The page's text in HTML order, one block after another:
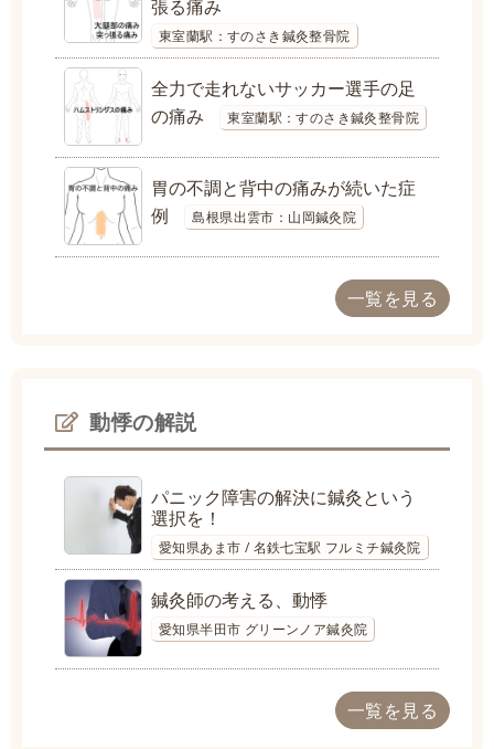
張る痛み
東室蘭駅：すのさき鍼灸整骨院
全力で走れないサッカー選手の足
の痛み
東室蘭駅：すのさき鍼灸整骨院
胃の不調と背中の痛みが続いた症
例
島根県出雲市：山岡鍼灸院
一覧を見る
動悸の解説
パニック障害の解決に鍼灸という
選択を！
愛知県あま市 / 名鉄七宝駅 フルミチ鍼灸院
鍼灸師の考える、動悸
愛知県半田市 グリーンノア鍼灸院
一覧を見る